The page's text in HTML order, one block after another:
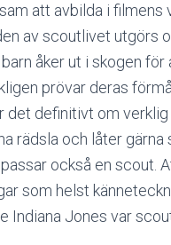
att avbilda i filmens
av scoutlivet utgörs
åker ut i skogen
prövar deras
det definitivt om verklig
rädsla och låter
också en scout.
som helst
Indiana Jones var